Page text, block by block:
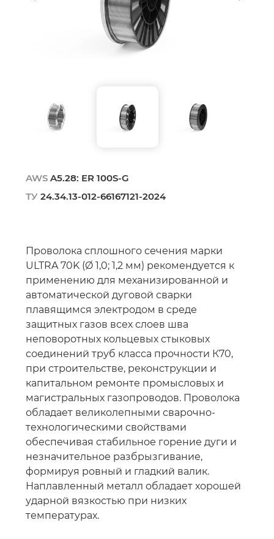
AWSA5.28: ER 100S-G
ТУ 24.34.13-012-66167121-2024
Проволока сплошного сечения марки
ULTRA 70K (Ø 1,0; 1,2 мм) рекомендуется к
применению для механизированной и
автоматической дуговой сварки
плавящимся электродом в среде
защитных газов всех слоев шва
неповоротных кольцевых стыковых
соединений труб класса прочности К70,
при строительстве, реконструкции и
капитальном ремонте промысловых и
магистральных газопроводов. Проволока
обладает великолепными сварочно-
технологическими свойствами
обеспечивая стабильное горение дуги и
незначительное разбрызгивание,
формируя ровный и гладкий валик.
Наплавленный металл обладает хорошей
ударной вязкостью при низких
температурах.